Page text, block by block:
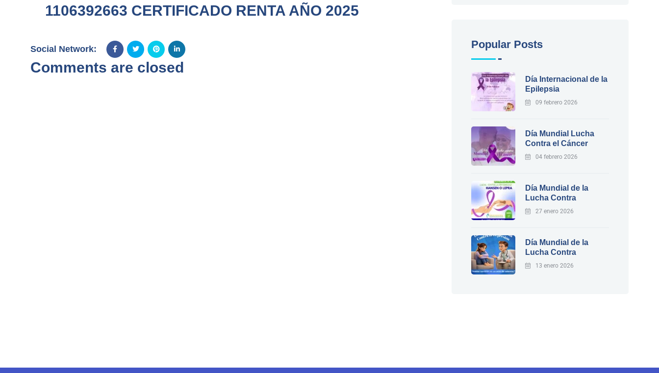
1106392663 CERTIFICADO RENTA AÑO 2025
Social Network:
Comments are closed
Popular Posts
Día Internacional de la
Epilepsia
09 febrero 2026
Día Mundial Lucha
Contra el Cáncer
04 febrero 2026
Día Mundial de la
Lucha Contra
27 enero 2026
Día Mundial de la
Lucha Contra
13 enero 2026